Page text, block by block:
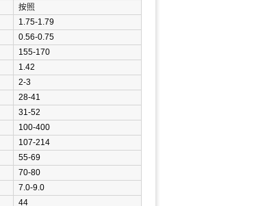
按照
1.75-1.79
0.56-0.75
155-170
1.42
2-3
28-41
31-52
100-400
107-214
55-69
70-80
7.0-9.0
44